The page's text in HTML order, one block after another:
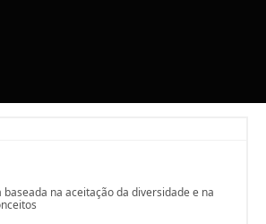
na aceitação da diversidade e na